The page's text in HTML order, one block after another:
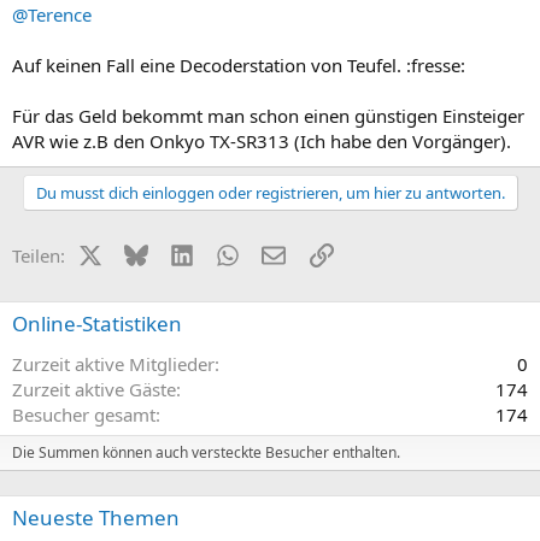
@Terence
Auf keinen Fall eine Decoderstation von Teufel. :fresse:
Für das Geld bekommt man schon einen günstigen Einsteiger
AVR wie z.B den Onkyo TX-SR313 (Ich habe den Vorgänger).
Du musst dich einloggen oder registrieren, um hier zu antworten.
Teilen: X (Twitter)
BlueskyLinkedInWhatsApp
E-MailLink
Online-Statistiken
Zurzeit aktive Mitglieder
0
Zurzeit aktive Gäste
174
Besucher gesamt
174
Die Summen können auch versteckte Besucher enthalten.
Neueste Themen